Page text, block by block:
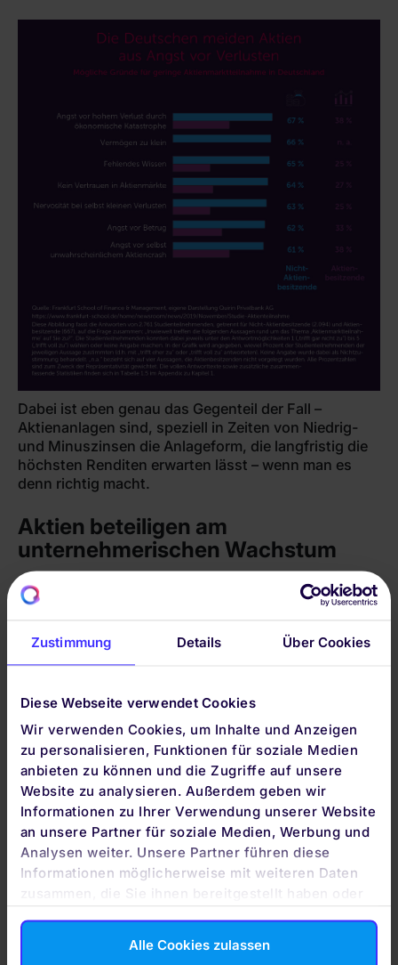
Zustimmung Details Über Cookies
Diese Webseite verwendet Cookies
Wir verwenden Cookies, um Inhalte und Anzeigen
zu personalisieren, Funktionen für soziale Medien
anbieten zu können und die Zugriffe auf unsere
Website zu analysieren. Außerdem geben wir
Informationen zu Ihrer Verwendung unserer Website
an unsere Partner für soziale Medien, Werbung und
Analysen weiter. Unsere Partner führen diese
Informationen möglicherweise mit weiteren Daten
zusammen, die Sie ihnen bereitgestellt haben oder
Buttons willigen Sie gem. Art. 49 Abs. 1 DSGVO ein,
Alle Cookies zulassen
Dabei ist eben genau das Gegenteil der Fall –
Aktienanlagen sind, speziell in Zeiten von Niedrig-
und Minuszinsen die Anlageform, die langfristig die
höchsten Renditen erwarten lässt – wenn man es
denn richtig macht.
Aktien beteiligen am
unternehmerischen Wachstum
Denn die Grundidee hinter der Aktie ist nicht
Zockerei, sondern höchst solide. Der Käufer einer
Aktie wird zum Miteigentümer des Unternehmens.
Damit beteiligt er sich an den unternehmerischen
Risikoprämie entlohnt. Das sind zum einen
auf dem Wirtschaftswachstum bzw. auf dem
Gewinnwachstum des Unternehmens basieren